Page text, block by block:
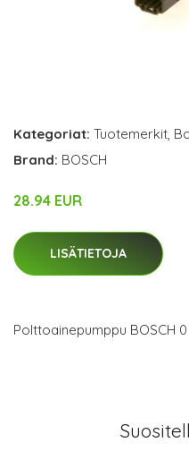
Kategoriat: Tuotemerkit,
Brand: BOSCH
28.94 EUR
LISÄTIETOJA
Polttoainepumppu BOSCH